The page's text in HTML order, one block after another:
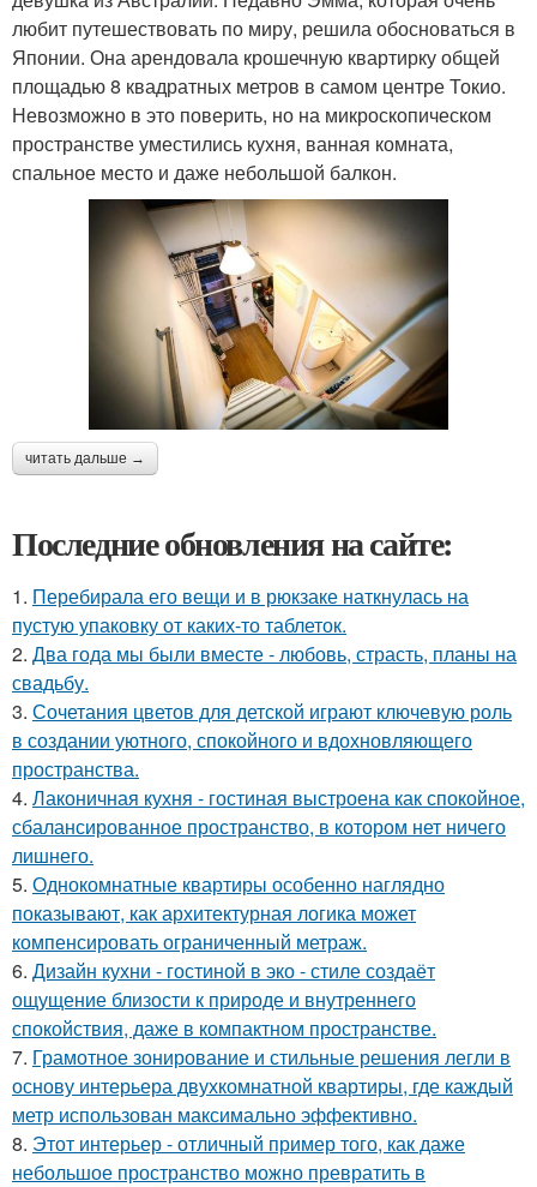
любит путешествовать по миру, решила обосноваться в
Японии. Она арендовала крошечную квартирку общей
площадью 8 квадратных метров в самом центре Токио.
Невозможно в это поверить, но на микроскопическом
пространстве уместились кухня, ванная комната,
спальное место и даже небольшой балкон.
читать дальше →
Последние обновления на сайте:
1. Перебирала его вещи и в рюкзаке наткнулась на
пустую упаковку от каких-то таблеток.
2. Два года мы были вместе - любовь, страсть, планы на
свадьбу.
3. Сочетания цветов для детской играют ключевую роль
в создании уютного, спокойного и вдохновляющего
пространства.
4. Лаконичная кухня - гостиная выстроена как спокойное,
сбалансированное пространство, в котором нет ничего
лишнего.
5. Однокомнатные квартиры особенно наглядно
показывают, как архитектурная логика может
компенсировать ограниченный метраж.
6. Дизайн кухни - гостиной в эко - стиле создаёт
ощущение близости к природе и внутреннего
спокойствия, даже в компактном пространстве.
7. Грамотное зонирование и стильные решения легли в
основу интерьера двухкомнатной квартиры, где каждый
метр использован максимально эффективно.
8. Этот интерьер - отличный пример того, как даже
небольшое пространство можно превратить в